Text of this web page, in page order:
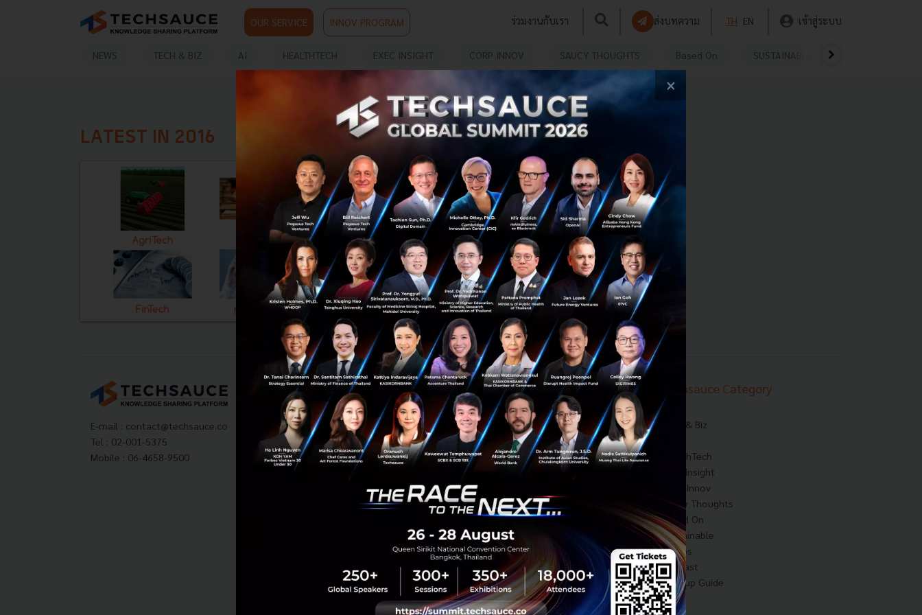
OUR SERVICE INNOV PROGRAM ร่วมงานกับเรา ส่งบทความ TH EN เข้าสู่ระบบ
NEWS TECH & BIZ AI HEALTHTECH EXEC INSIGHT CORP INNOV SAUCY THOUGHTS Based On SUSTAINABLE
LATEST IN 2016
วิเคราะห์ Startup ด้านไหนน่าทำและน่าสนใจในปี
2016
เข้าสู่ปี 2016 หรือ พ.ศ. 2559 กันแล้ว เราเชื่อว่าปีนี้ Startup ก็
ยังคงความน่าสนใจที่จะเข้ามาทำเพื่อแก้ไขปัญหาและสร้างให้
เป็นธุรกิจได้จริงอีก แต่ด้านไหนที่มีความน่าสนใจและน่าทำใน
ปีน...
มกราคม 3, 2016| Bycharathbank
0
Saucy Thoughts 2016 Startup
E-mail : contact@techsauce.co
Tel : 02-001-5375
Mobile : 06-4658-9500
Techsauce Media
About Techsauce
Techsauce Services
Privacy Policy
ส่งบทความ
Techsauce Global Summit
Trending Tags
Corporate Innovation
Digital Transformation
E-Commerce
Startup
Technology
Techsauce Category
News
Tech & Biz
HealthTech
Exec Insight
Corp Innov
Saucy Thoughts
Based On
Sustainable
Videos
Podcast
Startup Guide
×